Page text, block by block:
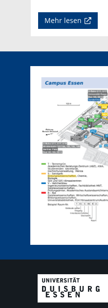
Mehr lesen